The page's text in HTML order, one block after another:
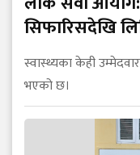
सिफारिसदेखि
स्वास्थ्यका केही
भएको छ।